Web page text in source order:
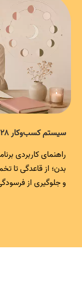
سیستم کسب‌وکار ۲۸ روزه برای زنان
راهنمای کاربردی
بدن؛ از قاعدگی تا
و جلوگیری از